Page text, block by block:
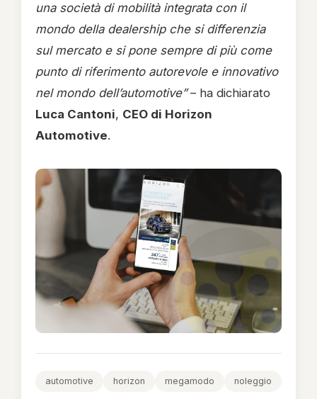
una società di mobilità integrata con il
mondo della dealership che si differenzia
sul mercato e si pone sempre di più come
punto di riferimento autorevole e innovativo
nel mondo dell’automotive”– ha dichiarato
Luca Cantoni, CEO di Horizon
Automotive.
automotive horizon megamodo noleggio